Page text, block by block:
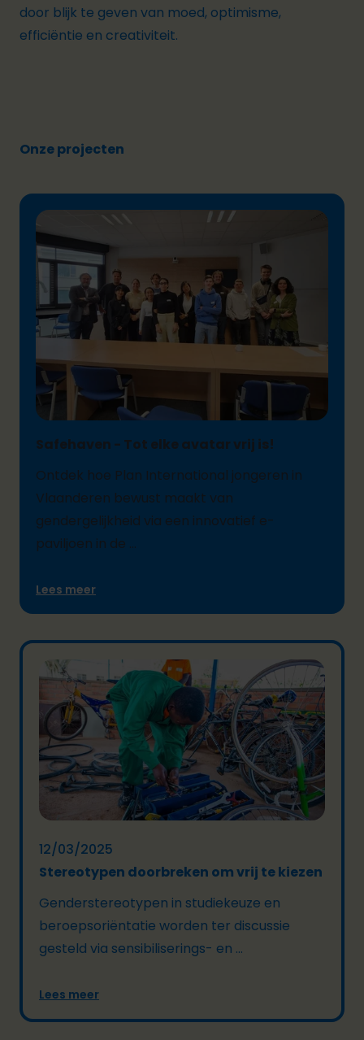
door blijk te geven van moed, optimisme,
efficiëntie en creativiteit.
Onze projecten
26/02/2025
Safehaven - Tot elke avatar vrij is!
Ontdek hoe Plan International jongeren in
Vlaanderen bewust maakt van
gendergelijkheid via een innovatief e-
paviljoen in de ...
Lees meer
12/03/2025
Stereotypen doorbreken om vrij te kiezen
Genderstereotypen in studiekeuze en
beroepsoriëntatie worden ter discussie
gesteld via sensibiliserings- en ...
Lees meer